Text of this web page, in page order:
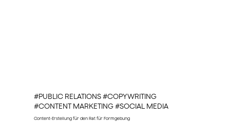
#PUBLIC RELATIONS #COPYWRITING
#CONTENT MARKETING #SOCIAL MEDIA
Content-Erstellung für den Rat für Formgebung